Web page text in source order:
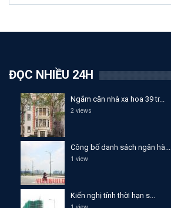
ĐỌC NHIỀU 24H
Ngắm căn nhà xa hoa 39 tr...
2 views
Công bố danh sách ngân hà...
1 view
Kiến nghị tính thời hạn s...